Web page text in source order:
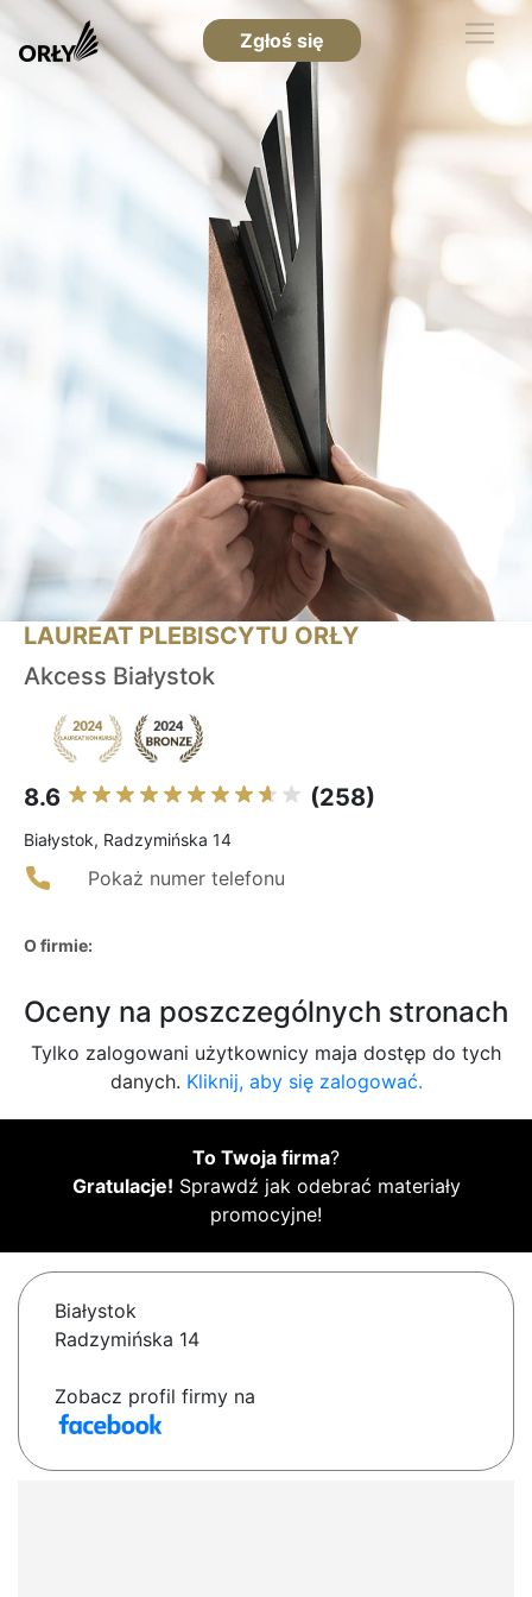
Zgłoś się
LAUREAT PLEBISCYTU ORŁY
Akcess Białystok
8.6 (258)
Białystok, Radzymińska 14
Pokaż numer telefonu
O firmie:
Oceny na poszczególnych stronach
Tylko zalogowani użytkownicy maja dostęp do tych
danych. Kliknij, aby się zalogować.
To Twoja firma?
Gratulacje! Sprawdź jak odebrać materiały
promocyjne!
Białystok
Radzymińska 14
Zobacz profil firmy na